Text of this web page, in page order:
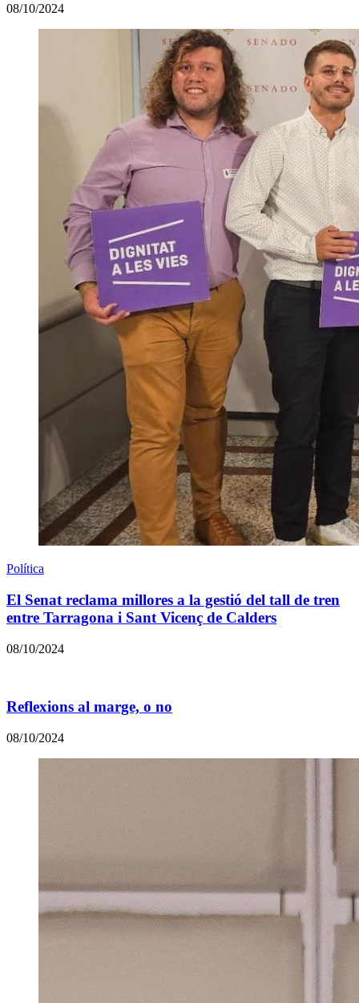
08/10/2024
Política
El Senat reclama millores a la gestió del tall de tren
entre Tarragona i Sant Vicenç de Calders
08/10/2024
Reflexions al marge, o no
08/10/2024